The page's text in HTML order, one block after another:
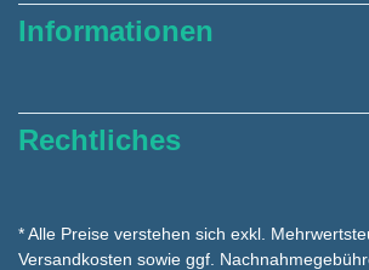
Informationen
Rechtliches
* Alle Preise verstehen sich exkl.
Versandkosten sowie ggf.